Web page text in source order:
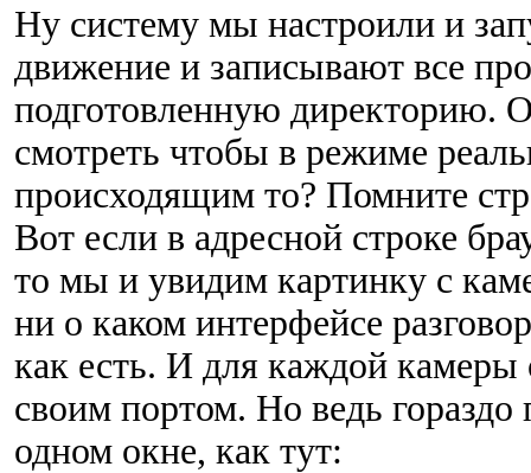
Ну систему мы настроили и
движение и записывают все
подготовленную директорию.
смотреть чтобы в режиме
происходящим то? Помните
Вот если в адресной строке
то мы и увидим картинку с
ни о каком интерфейсе
как есть. И для каждой камеры
своим портом. Но ведь гораздо
одном окне, как тут: